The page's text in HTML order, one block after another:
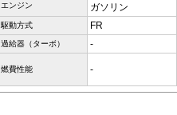
エンジン
ガソリン
駆動方式 FR
過給器（ターボ） -
燃費性能 -